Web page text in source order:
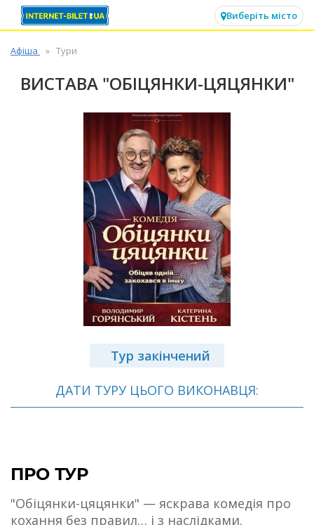
Виберіть місто
Афіша Тури
ВИСТАВА "ОБІЦЯНКИ-ЦЯЦЯНКИ"
Тур закінчений
ДАТИ ТУРУ ЦЬОГО ВИКОНАВЦЯ:
ПРО ТУР
"Обіцянки-цяцянки" — яскрава комедія про
кохання без правил… і з наслідками.